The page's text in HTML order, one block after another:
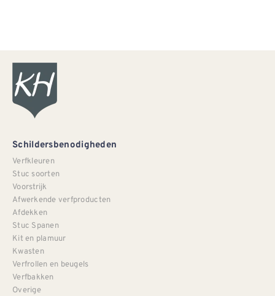
Schildersbenodigheden
Verfkleuren
Stuc soorten
Voorstrijk
Afwerkende verfproducten
Afdekken
Stuc Spanen
Kit en plamuur
Kwasten
Verfrollen en beugels
Verfbakken
Overige